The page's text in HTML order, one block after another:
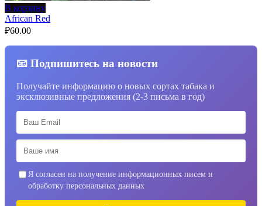
В корзину
African Red
₽60.00
📧 Подпишитесь на новости
Получайте информацию о новых сортах табака и
эксклюзивные предложения (2-3 письма в год)
Я согласен на получение информационных писем и
обработку персональных данных